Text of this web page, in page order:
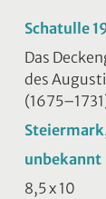
Schatulle
Das
des
unbekannt
8,5 x 10